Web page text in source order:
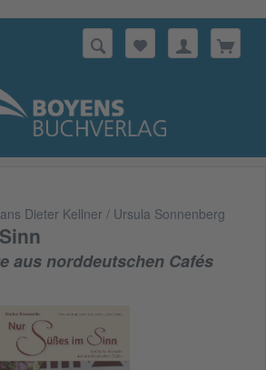
Dieter Kellner / Ursula Sonnenberg
aus norddeutschen Cafés